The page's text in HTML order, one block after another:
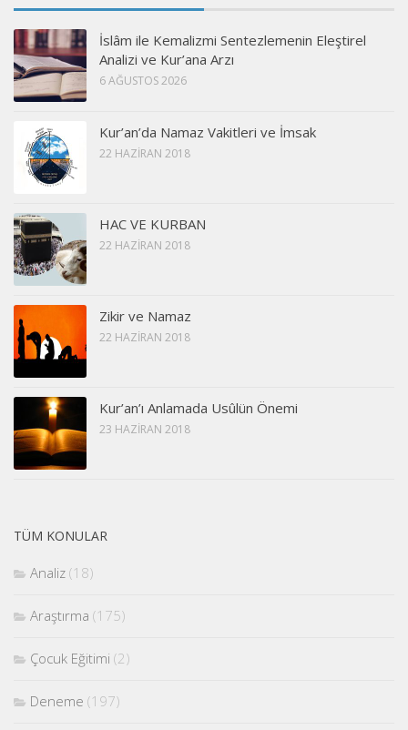
İslâm ile Kemalizmi Sentezlemenin Eleştirel
Analizi ve Kur’ana Arzı
6 AĞUSTOS 2026
Kur’an’da Namaz Vakitleri ve İmsak
22 HAZIRAN 2018
HAC VE KURBAN
22 HAZIRAN 2018
Zikir ve Namaz
22 HAZIRAN 2018
Kur’an’ı Anlamada Usûlün Önemi
23 HAZIRAN 2018
TÜM KONULAR
Analiz (18)
Araştırma (175)
Çocuk Eğitimi (2)
Deneme (197)